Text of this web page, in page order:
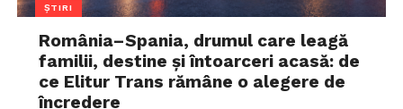
ȘTIRI
România–Spania, drumul care leagă
familii, destine și întoarceri acasă: de
ce Elitur Trans rămâne o alegere de
încredere